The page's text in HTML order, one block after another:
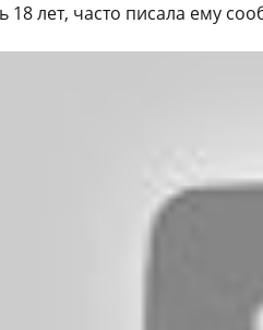
18 лет, часто писала ему